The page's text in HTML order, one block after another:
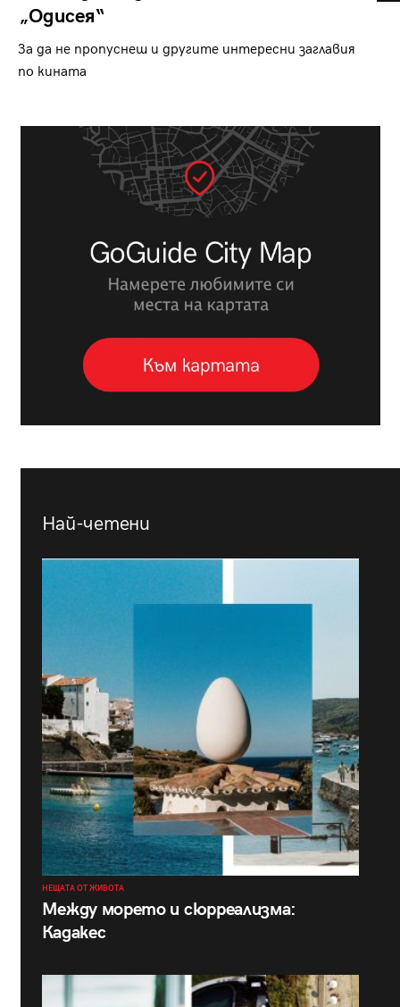
„Одисея“
За да не пропуснеш и другите интересни заглавия
по кината
Най-четени
НЕЩАТА ОТ ЖИВОТА
Между морето и сюрреализма:
Кадакес